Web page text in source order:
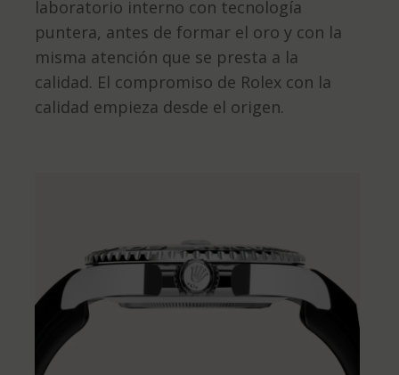
laboratorio interno con tecnología
puntera, antes de formar el oro y con la
misma atención que se presta a la
calidad. El compromiso de Rolex con la
calidad empieza desde el origen.